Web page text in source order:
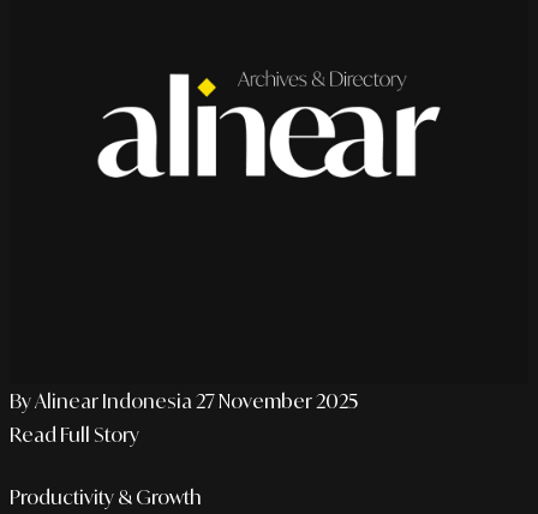
By Alinear Indonesia 27 November 2025
Read Full Story
Productivity & Growth